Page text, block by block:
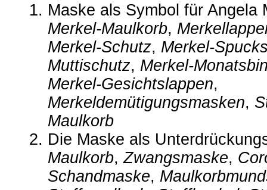
Maske als Symbol für Angela
Merkel-Maulkorb,
Merkel-Schutz, Merkel-
Muttischutz, Merkel-
Merkel-Gesichtslappen,
Merkeldemütigungsmasken,
Maulkorb
Die Maske als
Maulkorb,Zwangsmaske,
Schandmaske,